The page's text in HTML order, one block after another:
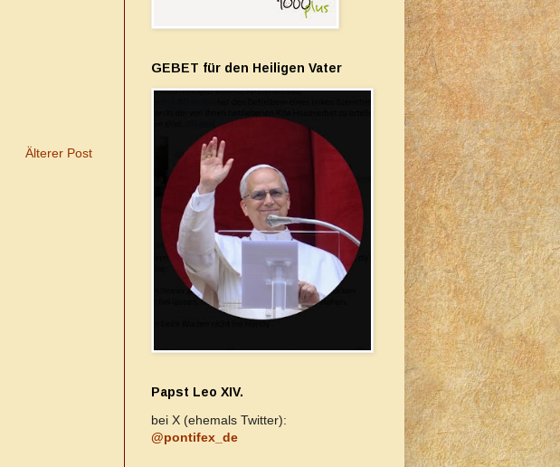
Älterer Post
GEBET für den Heiligen Vater
Papst Leo XIV.
bei X (ehemals Twitter):
@pontifex_de